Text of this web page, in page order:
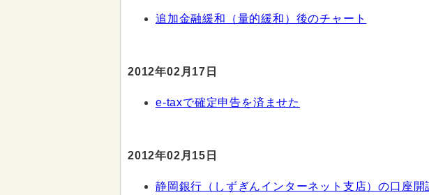
追加金融緩和（量的緩和）後のチャート
2012年02月17日
e-taxで確定申告を済ませた
2012年02月15日
静岡銀行（しずぎんインターネット支店）の口座開